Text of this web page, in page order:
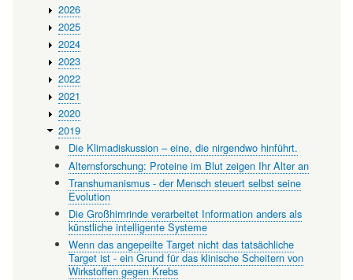
2026
2025
2024
2023
2022
2021
2020
2019
Die Klimadiskussion – eine, die nirgendwo hinführt.
Alternsforschung: Proteine im Blut zeigen Ihr Alter an
Transhumanismus - der Mensch steuert selbst seine
Evolution
Die Großhirnrinde verarbeitet Information anders als
künstliche intelligente Systeme
Wenn das angepeilte Target nicht das tatsächliche
Target ist - ein Grund für das klinische Scheitern von
Wirkstoffen gegen Krebs